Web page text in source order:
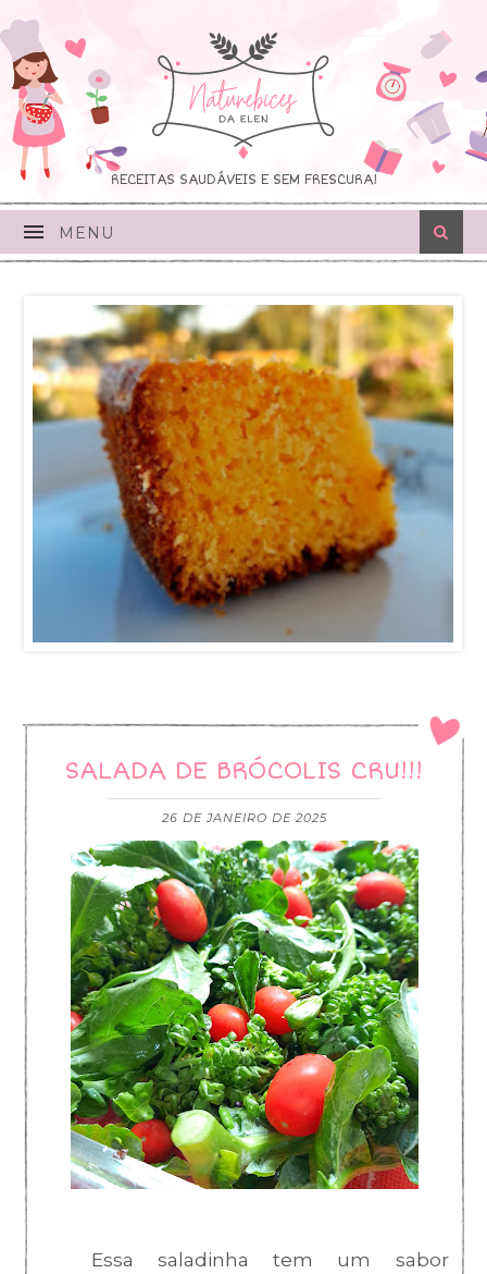
RECEITAS SAUDÁVEIS E SEM FRESCURA!
MENU
SALADA DE BRÓCOLIS CRU!!!
26 DE JANEIRO DE 2025
Essa saladinha tem um sabor